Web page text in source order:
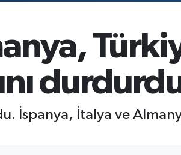
GRAM ALTIN
6510.40
%0.45
BİST100
13.799
İspanya, İtalya ve